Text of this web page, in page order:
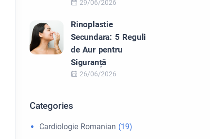
29/06/2026
Rinoplastie
Secundara: 5 Reguli
de Aur pentru
Siguranță
26/06/2026
Categories
Cardiologie Romanian (19)